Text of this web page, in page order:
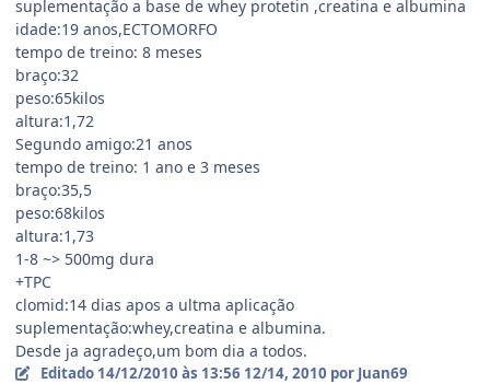
suplementação a base de whey protetin ,creatina e albumina
idade:19 anos,ECTOMORFO
tempo de treino: 8 meses
braço:32
peso:65kilos
altura:1,72
Segundo amigo:21 anos
tempo de treino: 1 ano e 3 meses
braço:35,5
peso:68kilos
altura:1,73
1-8 ~> 500mg dura
+TPC
clomid:14 dias apos a ultma aplicação
suplementação:whey,creatina e albumina.
Desde ja agradeço,um bom dia a todos.
Editado 14/12/2010 às 13:56 12/14, 2010 por Juan69